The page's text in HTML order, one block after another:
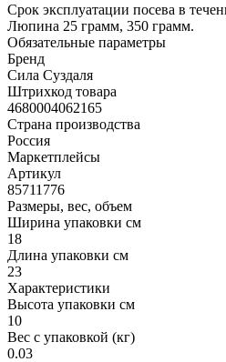
Срок эксплуатации посева в
Люпина 25 грамм, 350 грамм.
Обязательные параметры
Бренд
Сила Суздаля
Штрихкод товара
4680004062165
Страна производства
Россия
Маркетплейсы
Артикул
85711776
Размеры, вес, объем
Ширина упаковки см
18
Длина упаковки см
23
Характеристики
Высота упаковки см
10
Вес с упаковкой (кг)
0.03